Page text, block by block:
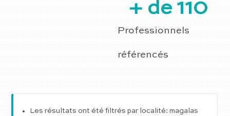
Professionnels
référencés
+ de 110
Les résultats ont été filtrés par localité: magalas